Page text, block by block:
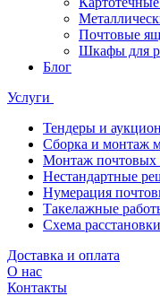
Почтовые
Шкафы для
Блог
Услуги
Тендеры и
Сборка и монтаж
Монтаж почтовых
Нестандартные
Нумерация
Такелажные
Схема расстановки
Доставка и оплата
О нас
Контакты